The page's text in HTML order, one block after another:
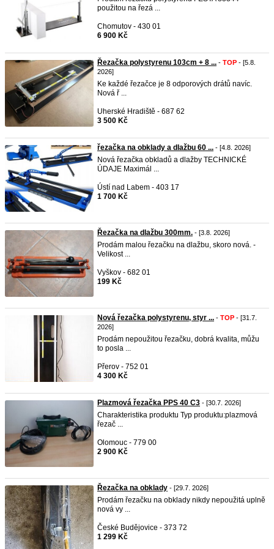
použitou na řezá ...
Chomutov - 430 01
6 900 Kč
Řezačka polystyrenu 103cm + 8 ... - TOP - [5.8.
2026]
Ke každé řezačce je 8 odporových drátů navíc.
Nová ř ...
Uherské Hradiště - 687 62
3 500 Kč
řezačka na obklady a dlažbu 60 ... - [4.8. 2026]
Nová řezačka obkladů a dlažby TECHNICKÉ
ÚDAJE Maximál ...
Ústí nad Labem - 403 17
1 700 Kč
Řezačka na dlažbu 300mm. - [3.8. 2026]
Prodám malou řezačku na dlažbu, skoro nová. -
Velikost ...
Vyškov - 682 01
199 Kč
Nová řezačka polystyrenu, styr ... - TOP - [31.7.
2026]
Prodám nepoužitou řezačku, dobrá kvalita, můžu
to posla ...
Přerov - 752 01
4 300 Kč
Plazmová řezačka PPS 40 C3 - [30.7. 2026]
Charakteristika produktu Typ produktu:plazmová
řezač ...
Olomouc - 779 00
2 900 Kč
Řezačka na obklady - [29.7. 2026]
Prodám řezačku na obklady nikdy nepoužitá uplně
nová vy ...
České Budějovice - 373 72
1 299 Kč